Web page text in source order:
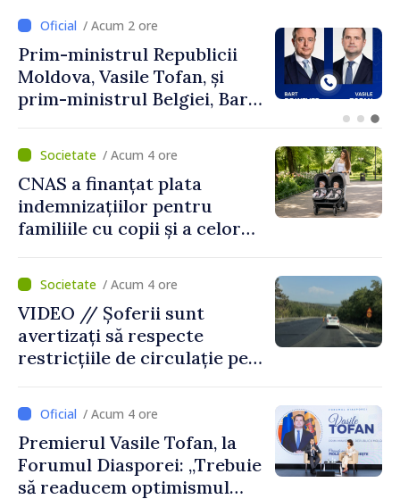
/ Acum 2 ore
Perspectivele cooperării
moldo-turce, discutate de
Prim-ministrul Vasile Tofan
Uygar Mustafa Sertel
/ Acum 4 ore
CNAS a finanțat plata
indemnizațiilor pentru
familiile cu copii și a celor
temporară de muncă
/ Acum 4 ore
VIDEO // Șoferii sunt
avertizați să respecte
restricțiile de circulație pe
desfășoară lucrări de
reparație/ Acum 4 ore
Premierul Vasile Tofan, la
Forumul Diasporei: „Trebuie
să readucem optimismul